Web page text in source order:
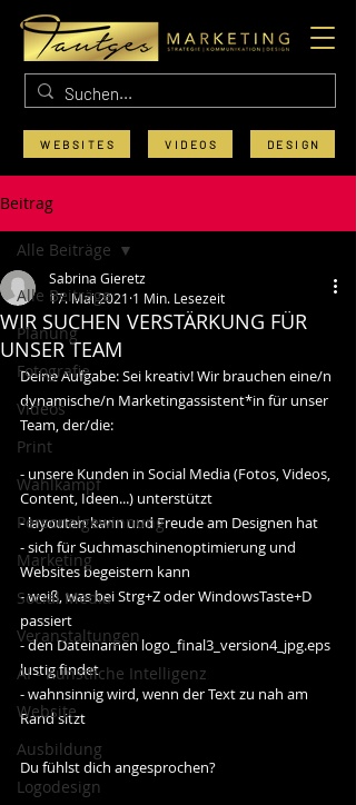
WEBSITES VIDEOS DESIGN
Beitrag
Alle Beiträge
Planung
Fotografie
Videos
Print
Wahlkampf
Personalgewinnung
Marketing
Social Media
Veranstaltungen
AI - Künstliche Intelligenz
Website
Ausbildung
Logodesign
Alle Beiträge
WIR SUCHEN VERSTÄRKUNG FÜR
UNSER TEAM
Sabrina Gieretz
17. Mai 2021 1 Min. Lesezeit
Deine Aufgabe: Sei kreativ! Wir brauchen eine/n
dynamische/n Marketingassistent*in für unser
Team, der/die:
- unsere Kunden in Social Media (Fotos, Videos,
Content, Ideen...) unterstützt
- layouten kann und Freude am Designen hat
- sich für Suchmaschinenoptimierung und
Websites begeistern kann
- weiß, was bei Strg+Z oder WindowsTaste+D
passiert
- den Dateinamen logo_final3_version4_jpg.eps
lustig findet
- wahnsinnig wird, wenn der Text zu nah am
Rand sitzt
Du fühlst dich angesprochen?